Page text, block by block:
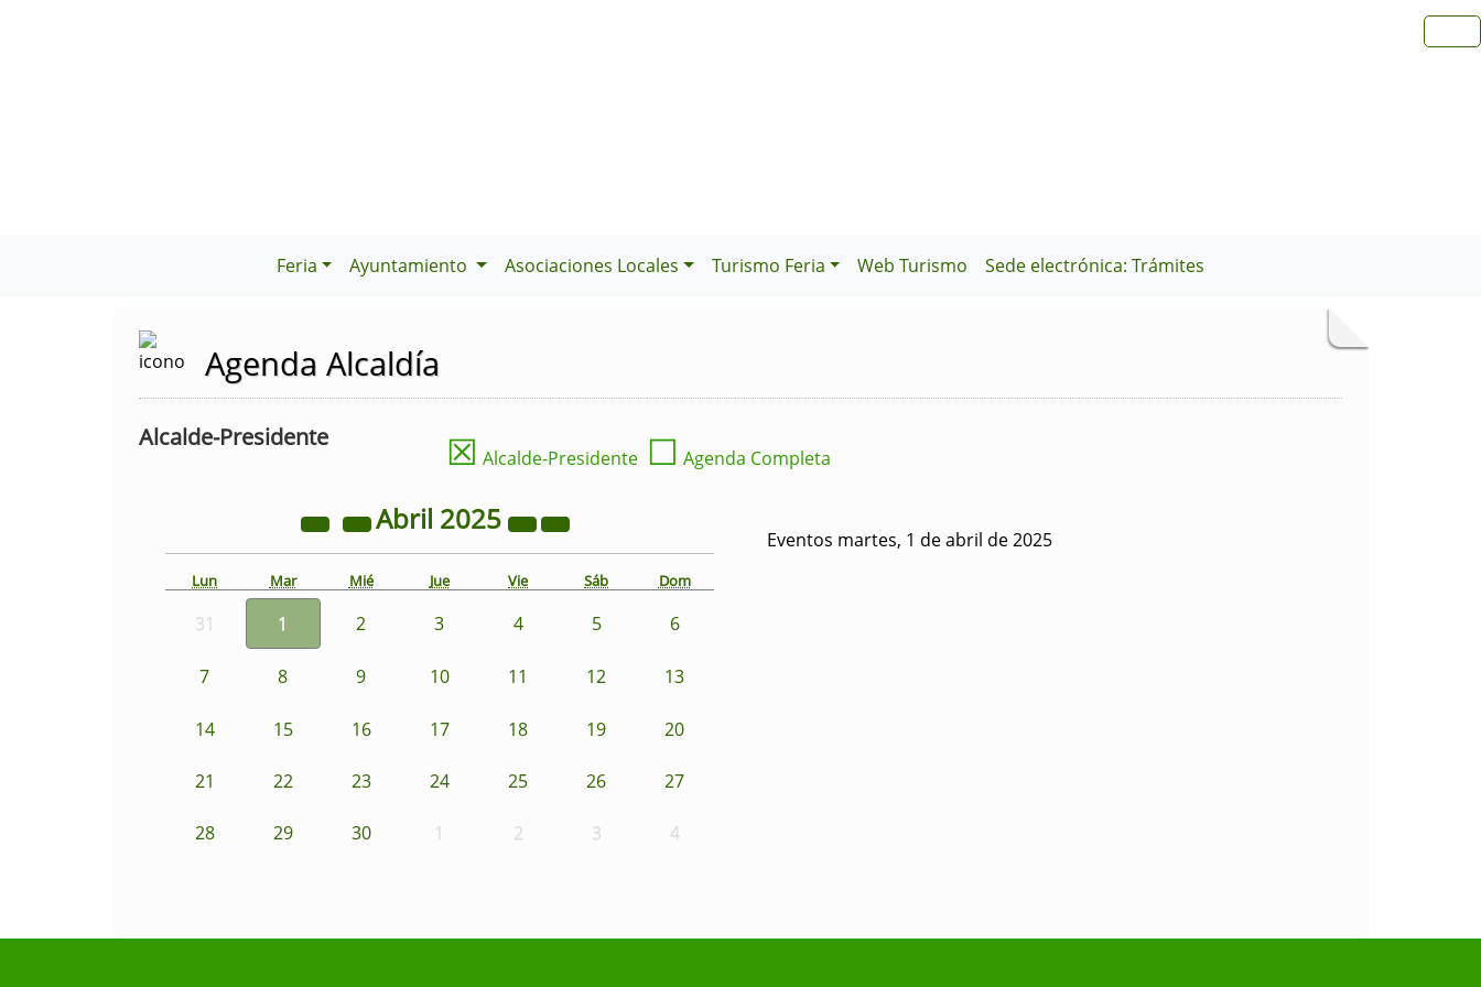
Feria Ayuntamiento Asociaciones Locales Turismo Feria Web Turismo Sede electrónica: Trámites
Agenda Alcaldía
Alcalde-Presidente ☒ Alcalde-Presidente ☐ Agenda Completa
Abril 2025
Lun Mar Mié Jue Vie Sáb Dom
31 1 2 3 4 5 6
7 8 9 10 11 12 13
14 15 16 17 18 19 20
21 22 23 24 25 26 27
28 29 30 1 2 3 4
Eventos martes, 1 de abril de 2025